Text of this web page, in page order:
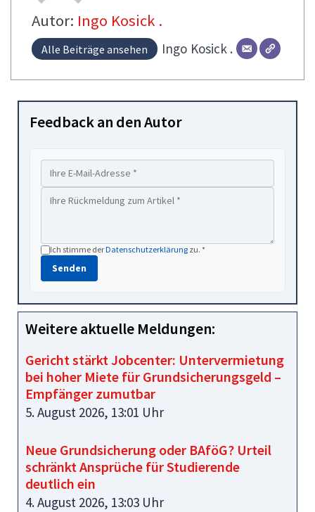
Autor: Ingo Kosick .
Alle Beiträge ansehen Ingo Kosick .
Feedback an den Autor
Ich stimme derDatenschutzerklärung zu. *
Senden
Weitere aktuelle Meldungen:
Gericht stärkt Jobcenter: Untervermietung
bei hoher Miete für Grundsicherungsgeld –
Empfänger zumutbar
5. August 2026, 13:01 Uhr
Neue Grundsicherung oder BAföG? Urteil
schränkt Ansprüche für Studierende
deutlich ein
4. August 2026, 13:03 Uhr